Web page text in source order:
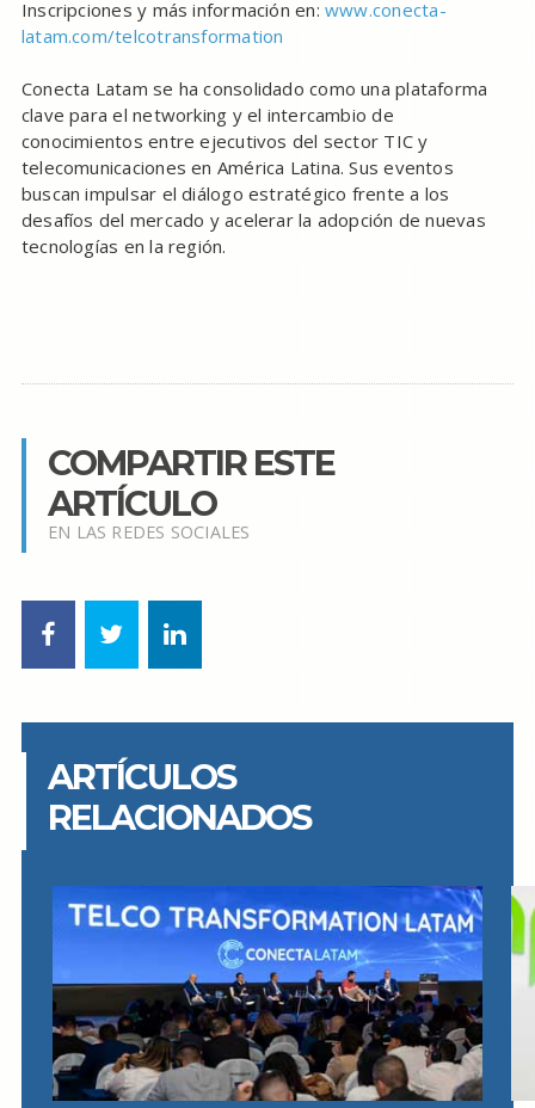
Inscripciones y más información en:www.conecta-
latam.com/telcotransformation
Conecta Latam se ha consolidado como una plataforma
clave para el networking y el intercambio de
conocimientos entre ejecutivos del sector TIC y
telecomunicaciones en América Latina. Sus eventos
buscan impulsar el diálogo estratégico frente a los
desafíos del mercado y acelerar la adopción de nuevas
tecnologías en la región.
COMPARTIR ESTE
ARTÍCULO
EN LAS REDES SOCIALES
ARTÍCULOS
RELACIONADOS